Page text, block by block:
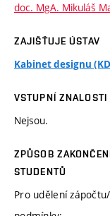
doc. MgA. Mikuláš
ZAJIŠŤUJE ÚSTAV
Kabinet designu
VSTUPNÍ ZNALOSTI
Nejsou.
ZPŮSOB
STUDENTŮ
Pro udělení